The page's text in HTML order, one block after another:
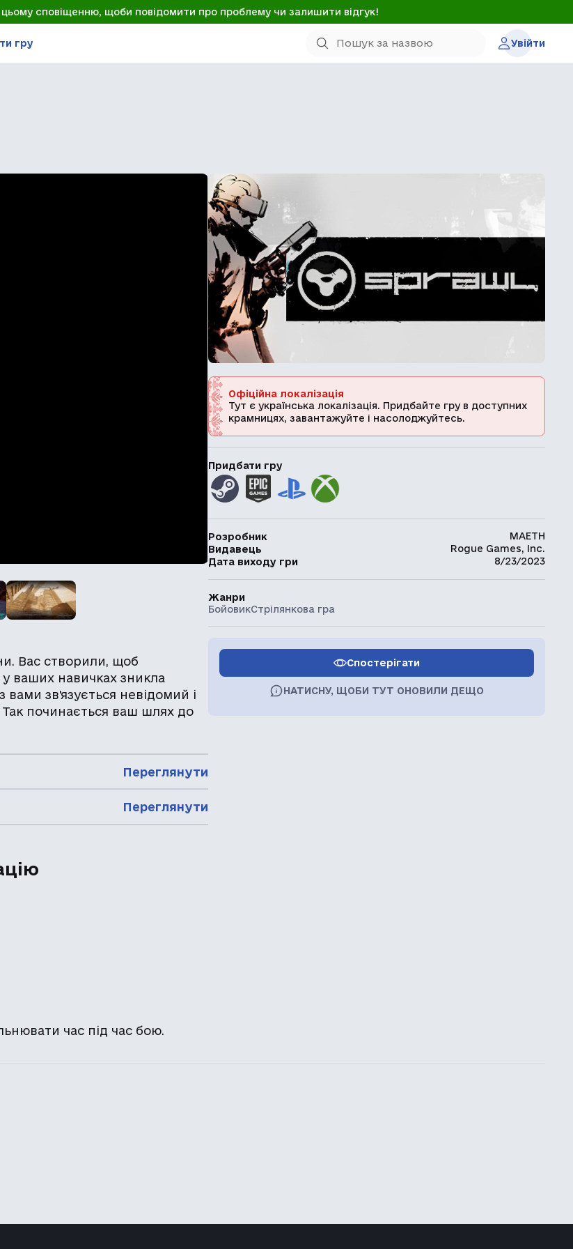
цьому сповіщенню, щоби повідомити про проблему чи залишити відгук!
гру Увійти
Вас створили, щоб
ваших навичках зникла
зв'язується невідомий і
Так починається ваш шлях до
Переглянути
Переглянути
час під час бою.
Офіційна локалізація
Тут є українська локалізація. Придбайте гру в доступних
крамницях, завантажуйте і насолоджуйтесь.
Придбати гру
Розробник
MAETH
Видавець
Rogue Games, Inc.
Дата виходу гри
8/23/2023
Жанри
БойовикСтрілянкова гра
Спостерігати
НАТИСНУ, ЩОБИ ТУТ ОНОВИЛИ ДЕЩО